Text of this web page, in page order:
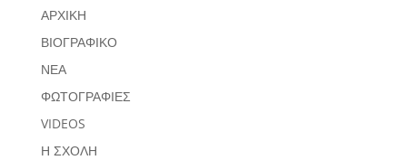
ΑΡΧΙΚΗ
ΒΙΟΓΡΑΦΙΚΟ
ΝΕΑ
ΦΩΤΟΓΡΑΦΙΕΣ
VIDEOS
Η ΣΧΟΛΗ